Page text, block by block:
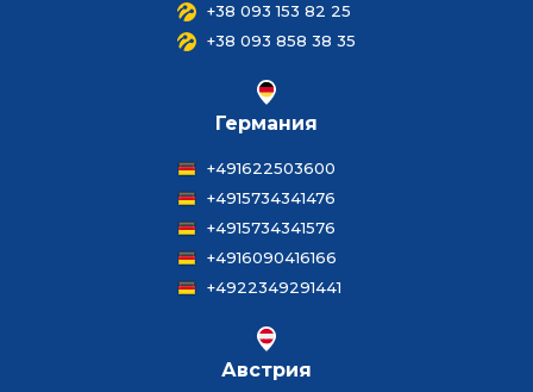
+38 093 153 82 25
+38 093 858 38 35
Германия
+491622503600
+4915734341476
+4915734341576
+4916090416166
+4922349291441
Австрия